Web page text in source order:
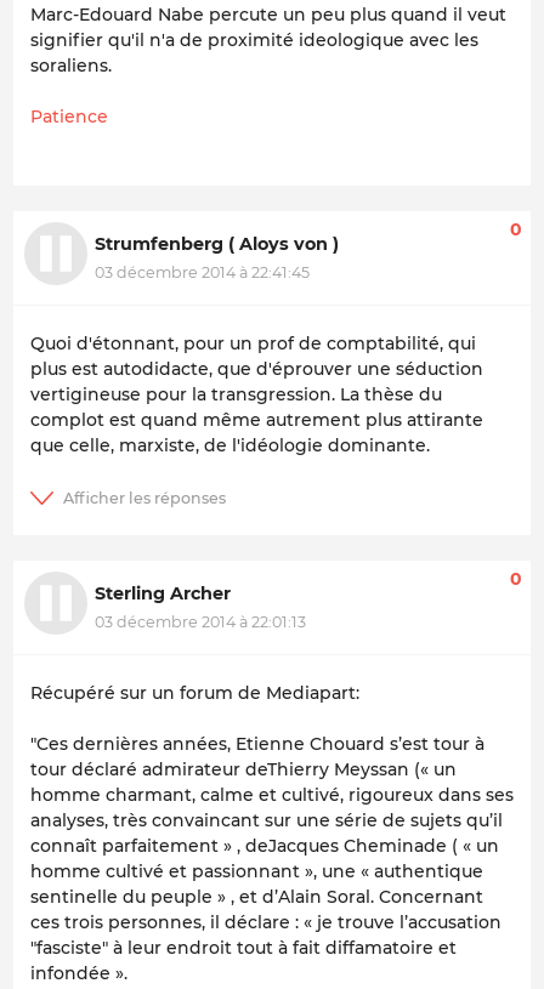
Marc-Edouard Nabe percute un peu plus quand il veut
signifier qu'il n'a de proximité ideologique avec les
soraliens.
Patience
Strumfenberg ( Aloys von )
03 décembre 2014 à 22:41:45
0
Quoi d'étonnant, pour un prof de comptabilité, qui
plus est autodidacte, que d'éprouver une séduction
vertigineuse pour la transgression. La thèse du
complot est quand même autrement plus attirante
que celle, marxiste, de l'idéologie dominante.
Sterling Archer
03 décembre 2014 à 22:01:13
0
Récupéré sur un forum de Mediapart:
"Ces dernières années, Etienne Chouard s’est tour à
tour déclaré admirateur deThierry Meyssan (« un
homme charmant, calme et cultivé, rigoureux dans ses
analyses, très convaincant sur une série de sujets qu’il
connaît parfaitement » , deJacques Cheminade ( « un
homme cultivé et passionnant », une « authentique
sentinelle du peuple » , et d’Alain Soral. Concernant
ces trois personnes, il déclare : « je trouve l’accusation
"fasciste" à leur endroit tout à fait diffamatoire et
infondée ».